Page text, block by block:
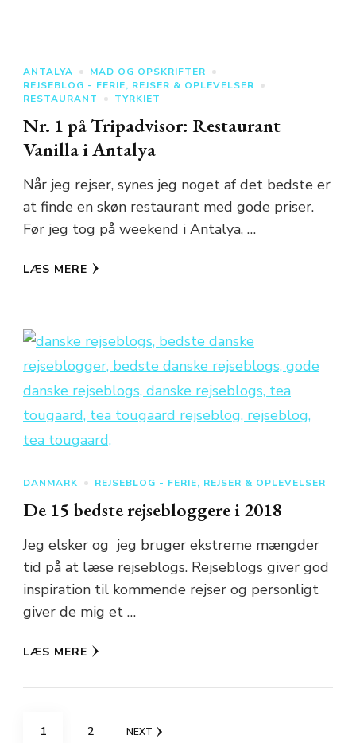
ANTALYA
MAD OG OPSKRIFTER
REJSEBLOG - FERIE, REJSER & OPLEVELSER
RESTAURANT
TYRKIET
Nr. 1 på Tripadvisor: Restaurant
Vanilla i Antalya
Når jeg rejser, synes jeg noget af det bedste er
at finde en skøn restaurant med gode priser.
Før jeg tog på weekend i Antalya, …
LÆS MERE
DANMARK REJSEBLOG - FERIE, REJSER & OPLEVELSER
De 15 bedste rejsebloggere i 2018
Jeg elsker og jeg bruger ekstreme mængder
tid på at læse rejseblogs. Rejseblogs giver god
inspiration til kommende rejser og personligt
giver de mig et …
LÆS MERE
Indlægsinddeling
PAGE
1 PAGE
2 NEXT